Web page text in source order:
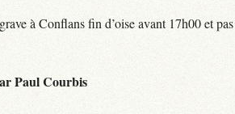
à Conflans fin d’oise avant 17h00 et
Paul Courbis